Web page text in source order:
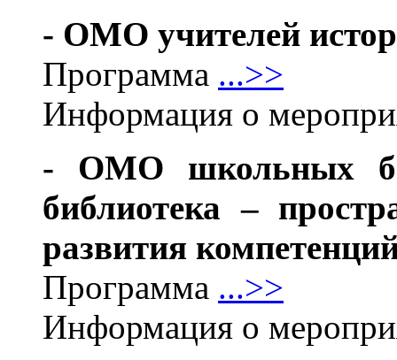
- ОМО учителей
Программа ...>>
Информация о
- ОМО школьных
библиотека –
развития
Программа ...>>
Информация о